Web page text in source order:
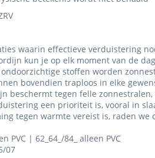
waarin effectieve verduistering
kun je op elk moment van de
stoffen worden
bovendien traploos in elke
beschermt tegen felle
een prioriteit is, vooral in
tegen warmte vereist is, raden
PVC | 62_64_/84_ alleen PVC
07